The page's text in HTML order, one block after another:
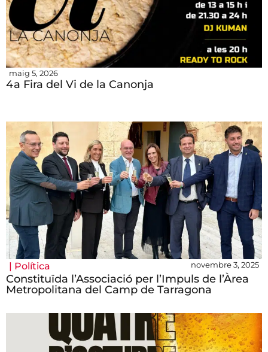
maig 5, 2026
4a Fira del Vi de la Canonja
| Política novembre 3, 2025
Constituïda l’Associació per l’Impuls de l’Àrea
Metropolitana del Camp de Tarragona